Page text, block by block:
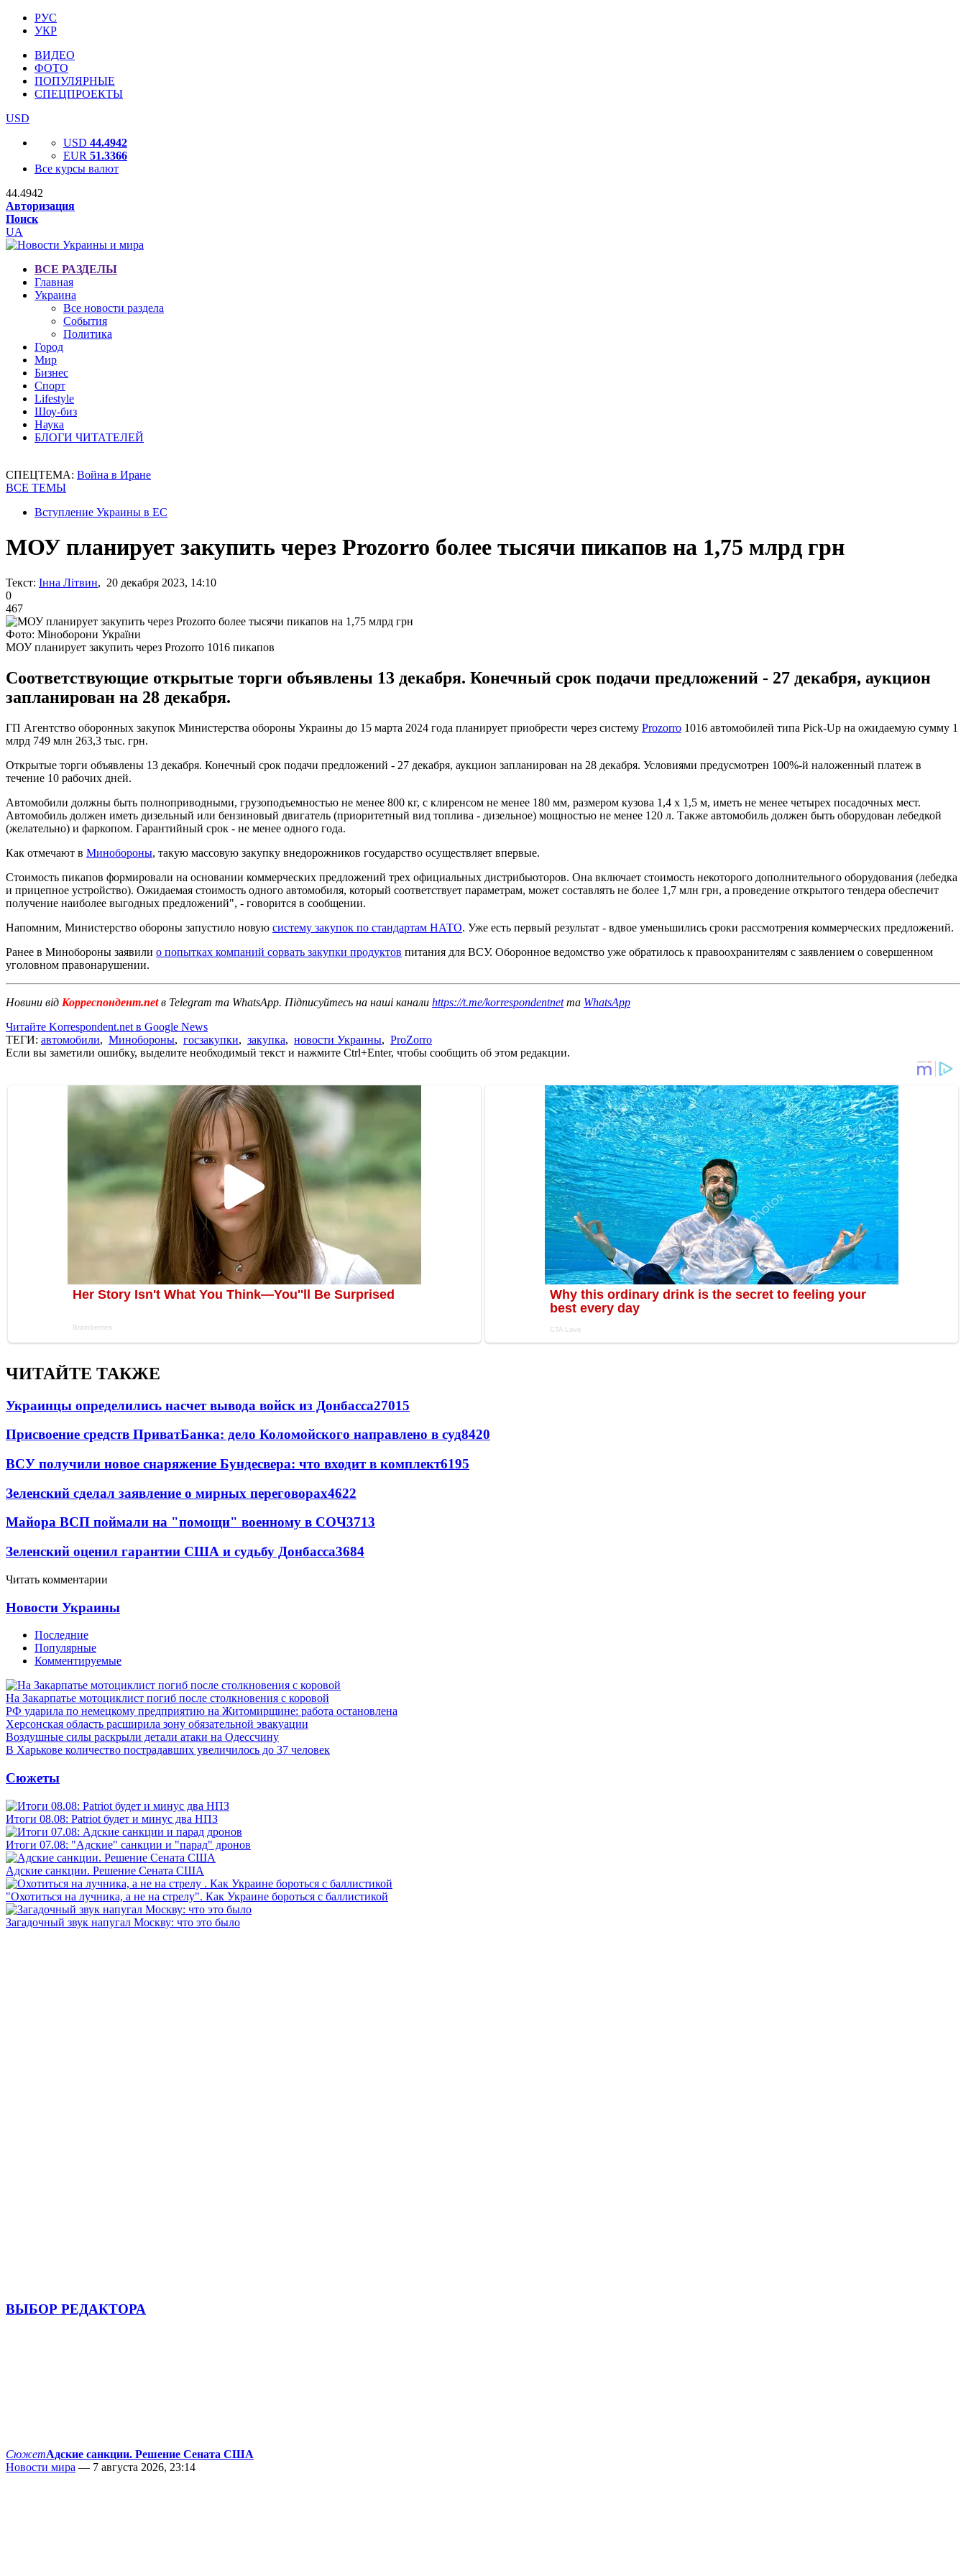
РУС
УКР
ВИДЕО
ФОТО
ПОПУЛЯРНЫЕ
СПЕЦПРОЕКТЫ
USD
USD 44.4942
EUR 51.3366
Все курсы валют
44.4942
Авторизация
Поиск
UA
ВСЕ РАЗДЕЛЫ
Главная
Украина
Все новости раздела
События
Политика
Город
Мир
Бизнес
Спорт
Lifestyle
Шоу-биз
Наука
БЛОГИ ЧИТАТЕЛЕЙ
СПЕЦТЕМА: Война в Иране
ВСЕ ТЕМЫ
Вступление Украины в ЕС
МОУ планирует закупить через Prozorro более тысячи пикапов на 1,75 млрд грн
Текст: Інна Літвин, 20 декабря 2023, 14:10
0
467
Фото: Міноборони України
МОУ планирует закупить через Prozorro 1016 пикапов
Соответствующие открытые торги объявлены 13 декабря. Конечный срок подачи предложений - 27 декабря, аукцион
запланирован на 28 декабря.
ГП Агентство оборонных закупок Министерства обороны Украины до 15 марта 2024 года планирует приобрести через систему Prozorro 1016 автомобилей типа Pick-Up на ожидаемую сумму 1
млрд 749 млн 263,3 тыс. грн.
Открытые торги объявлены 13 декабря. Конечный срок подачи предложений - 27 декабря, аукцион запланирован на 28 декабря. Условиями предусмотрен 100%-й наложенный платеж в
течение 10 рабочих дней.
Автомобили должны быть полноприводными, грузоподъемностью не менее 800 кг, с клиренсом не менее 180 мм, размером кузова 1,4 х 1,5 м, иметь не менее четырех посадочных мест.
Автомобиль должен иметь дизельный или бензиновый двигатель (приоритетный вид топлива - дизельное) мощностью не менее 120 л. Также автомобиль должен быть оборудован лебедкой
(желательно) и фаркопом. Гарантийный срок - не менее одного года.
Как отмечают в Минобороны, такую массовую закупку внедорожников государство осуществляет впервые.
Стоимость пикапов формировали на основании коммерческих предложений трех официальных дистрибьюторов. Она включает стоимость некоторого дополнительного оборудования (лебедка
и прицепное устройство). Ожидаемая стоимость одного автомобиля, который соответствует параметрам, может составлять не более 1,7 млн грн, а проведение открытого тендера обеспечит
получение наиболее выгодных предложений", - говорится в сообщении.
Напомним, Министерство обороны запустило новую систему закупок по стандартам НАТО. Уже есть первый результат - вдвое уменьшились сроки рассмотрения коммерческих предложений.
Ранее в Минобороны заявили о попытках компаний сорвать закупки продуктов питания для ВСУ. Оборонное ведомство уже обратилось к правоохранителям с заявлением о совершенном
уголовном правонарушении.
Новини від Корреспондент.netв Telegram та WhatsApp. Підписуйтесь на наші канали https://t.me/korrespondentnetта WhatsApp
Читайте Korrespondent.net в Google News
ТЕГИ: автомобили, Минобороны, госзакупки, закупка, новости Украины, ProZorro
Если вы заметили ошибку, выделите необходимый текст и нажмите Ctrl+Enter, чтобы сообщить об этом редакции.
ЧИТАЙТЕ ТАКЖЕ
Украинцы определились насчет вывода войск из Донбасса27015
Присвоение средств ПриватБанка: дело Коломойского направлено в суд8420
ВСУ получили новое снаряжение Бундесвера: что входит в комплект6195
Зеленский сделал заявление о мирных переговорах4622
Майора ВСП поймали на "помощи" военному в СОЧ3713
Зеленский оценил гарантии США и судьбу Донбасса3684
Читать комментарии
Новости Украины
Последние
Популярные
Комментируемые
На Закарпатье мотоциклист погиб после столкновения с коровой
РФ ударила по немецкому предприятию на Житомирщине: работа остановлена
Херсонская область расширила зону обязательной эвакуации
Воздушные силы раскрыли детали атаки на Одессчину
В Харькове количество пострадавших увеличилось до 37 человек
Сюжеты
Итоги 08.08: Patriot будет и минус два НПЗ
Итоги 07.08: "Адские" санкции и "парад" дронов
Адские санкции. Решение Сената США
"Охотиться на лучника, а не на стрелу". Как Украине бороться с баллистикой
Загадочный звук напугал Москву: что это было
ВЫБОР РЕДАКТОРА
СюжетАдские санкции. Решение Сената США
Новости мира — 7 августа 2026, 23:14